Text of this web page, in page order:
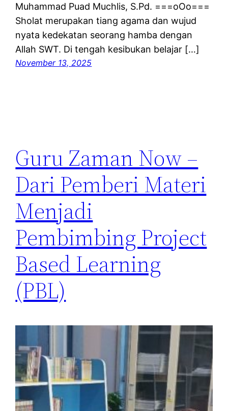
Muhammad Puad Muchlis, S.Pd. ===oOo===
Sholat merupakan tiang agama dan wujud
nyata kedekatan seorang hamba dengan
Allah SWT. Di tengah kesibukan belajar […]
November 13, 2025
Guru Zaman Now –
Dari Pemberi Materi
Menjadi
Pembimbing Project
Based Learning
(PBL)